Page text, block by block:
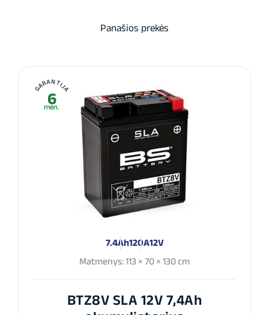
Panašios prekės
GARANTIJA
6
mėn.
7.4Ah120A12V
Matmenys: 113 × 70 × 130 cm
BTZ8V SLA 12V 7,4Ah